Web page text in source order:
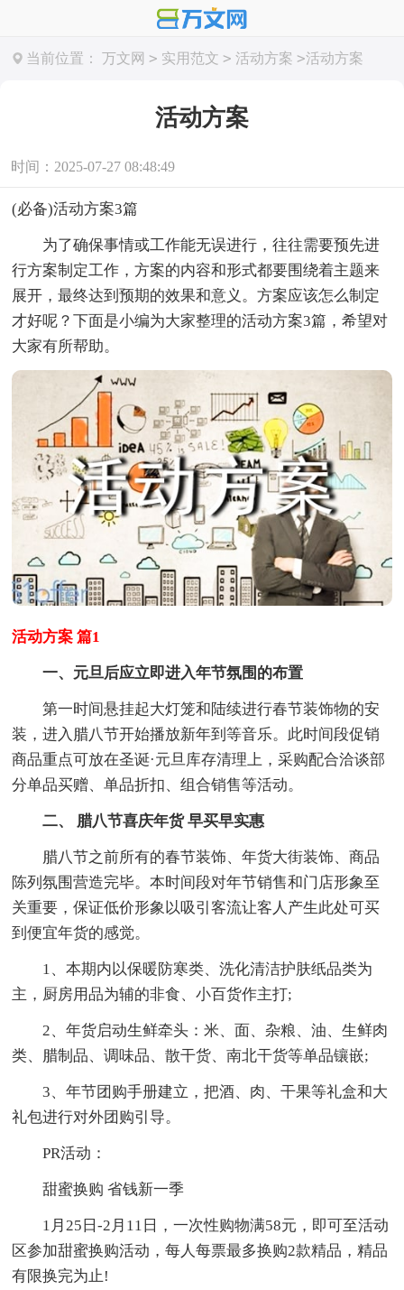
当前位置： 万文网 > 实用范文 > 活动方案 >活动方案
活动方案
时间：2025-07-27 08:48:49
(必备)活动方案3篇
为了确保事情或工作能无误进行，往往需要预先进
行方案制定工作，方案的内容和形式都要围绕着主题来
展开，最终达到预期的效果和意义。方案应该怎么制定
才好呢？下面是小编为大家整理的活动方案3篇，希望对
大家有所帮助。
活动方案 篇1
一、元旦后应立即进入年节氛围的布置
第一时间悬挂起大灯笼和陆续进行春节装饰物的安
装，进入腊八节开始播放新年到等音乐。此时间段促销
商品重点可放在圣诞·元旦库存清理上，采购配合洽谈部
分单品买赠、单品折扣、组合销售等活动。
二、 腊八节喜庆年货 早买早实惠
腊八节之前所有的春节装饰、年货大街装饰、商品
陈列氛围营造完毕。本时间段对年节销售和门店形象至
关重要，保证低价形象以吸引客流让客人产生此处可买
到便宜年货的感觉。
1、本期内以保暖防寒类、洗化清洁护肤纸品类为
主，厨房用品为辅的非食、小百货作主打;
2、年货启动生鲜牵头：米、面、杂粮、油、生鲜肉
类、腊制品、调味品、散干货、南北干货等单品镶嵌;
3、年节团购手册建立，把酒、肉、干果等礼盒和大
礼包进行对外团购引导。
PR活动：
甜蜜换购 省钱新一季
1月25日-2月11日，一次性购物满58元，即可至活动
区参加甜蜜换购活动，每人每票最多换购2款精品，精品
有限换完为止!